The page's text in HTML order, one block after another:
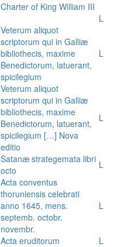
Charter of King William III
L
Veterum aliquot
scriptorum qui in Galliæ
bibliothecis, maxime
Benedictorum, latuerant,
spicilegium
L
Veterum aliquot
scriptorum qui in Galliæ
bibliothecis, maxime
Benedictorum, latuerant,
spicilegium […] Nova
editio
L
Satanæ strategemata libri
octo
L
Acta conventus
thoruniensis celebrati
anno 1645, mens.
septemb. octobr.
novembr.
L
Acta eruditorum
L